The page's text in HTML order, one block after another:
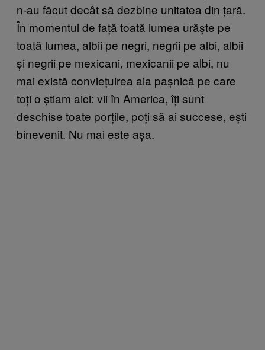
n-au făcut decât să dezbine unitatea din țară.
În momentul de față toată lumea urăște pe
toată lumea, albii pe negri, negrii pe albi, albii
și negrii pe mexicani, mexicanii pe albi, nu
mai există conviețuirea aia pașnică pe care
toți o știam aici: vii în America, îți sunt
deschise toate porțile, poți să ai succese, ești
binevenit. Nu mai este așa.